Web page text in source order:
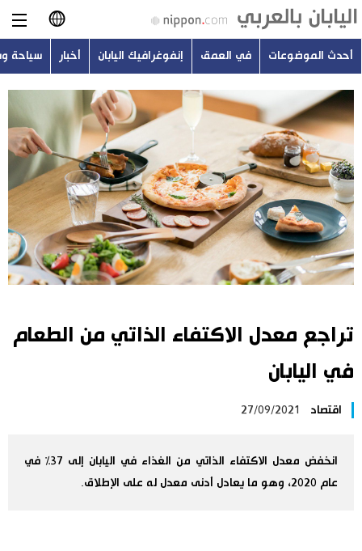
日本語
English
简体字
繁體字
Français
Español
أحدث الموضوعات
في العمق
إنفوغرافيك اليابان
سياحة وسفر
اليابان في فيديو
علوم وتكنولوجيا
أحدث الموضوعات في العمق إنفوغرافيك اليابان أخبار سياحة
تراجع معدل الاكتفاء الذاتي من الطعام
في اليابان
اقتصاد 27/09/2021
انخفض معدل الاكتفاء الذاتي من الغذاء في اليابان إلى 37٪ في
عام 2020، وهو ما يعادل أدنى معدل له على الإطلاق.